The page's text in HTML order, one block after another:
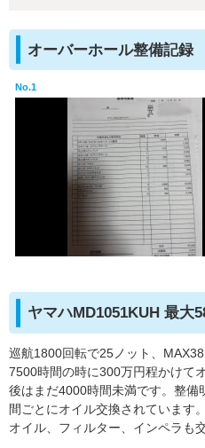
オーバーホール整備記録
No.1
ヤマハMD1051KUH 最大
巡航1800回転で25ノット、
7500時間の時に300万円程かけて
後はまだ4000時間未満です。整
間ごとにオイル交換されています
オイル、フィルター、インペラも